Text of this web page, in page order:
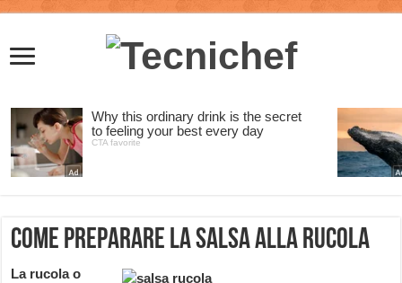
Come preparare la Salsa alla Rucola
La rucola o